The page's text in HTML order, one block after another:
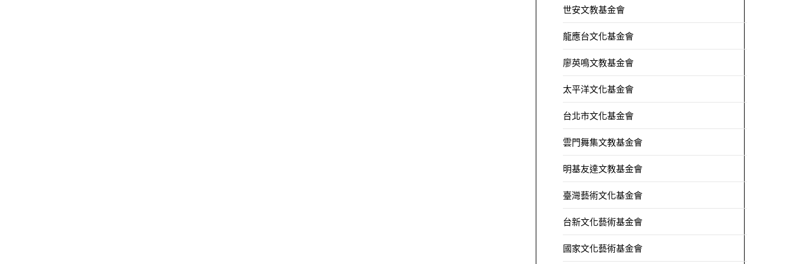
世安文教基金會
龍應台文化基金會
廖英鳴文教基金會
太平洋文化基金會
台北市文化基金會
雲門舞集文教基金會
明基友達文教基金會
臺灣藝術文化基金會
台新文化藝術基金會
國家文化藝術基金會